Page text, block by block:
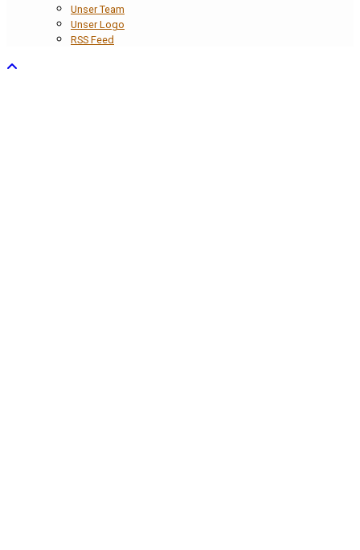
Unser Team
Unser Logo
RSS Feed